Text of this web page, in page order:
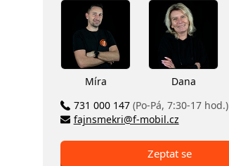
Míra
Dana
731 000 147 (Po-Pá, 7:30-17 hod.)
fajnsmekri@f-mobil.cz
Zeptat se